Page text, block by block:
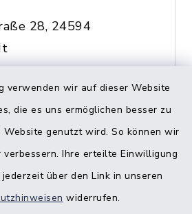
verwenden wir auf dieser Website
die es uns ermöglichen besser zu
Website genutzt wird. So können wir
Ihre erteilte Einwilligung
über den Link in unseren
widerrufen.
28, 24594